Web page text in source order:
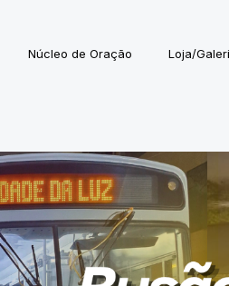
Núcleo de Oração Loja/